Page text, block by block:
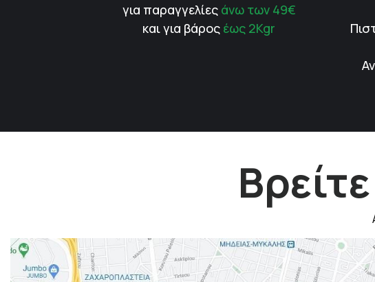
για παραγγελίες άνω των 49€
και για βάρος έως 2Kgr